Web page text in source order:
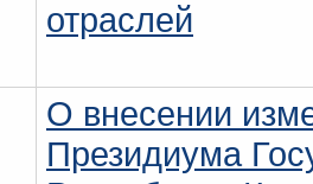
отраслей
О внесении
Президиума